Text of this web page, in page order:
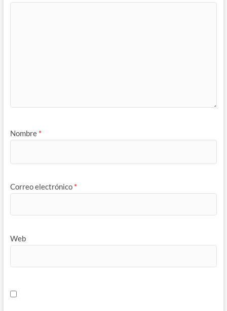
Nombre *
Correo electrónico *
Web